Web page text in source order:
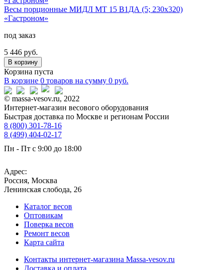
Весы порционные МИДЛ МТ 15 В1ДА (5; 230х320)
«Гастроном»
под заказ
5 446 руб.
В корзину
Корзина пуста
В корзине 0 товаров на сумму 0 руб.
© massa-vesov.ru, 2022
Интернет-магазин весового оборудования
Быстрая доставка по Москве и регионам России
8 (800) 301-78-16
8 (499) 404-02-17
Пн - Пт с 9:00 до 18:00
Адрес:
Россия, Москва
Ленинская слобода, 26
Каталог весов
Оптовикам
Поверка весов
Ремонт весов
Карта сайта
Контакты интернет-магазина Мassa-vesov.ru